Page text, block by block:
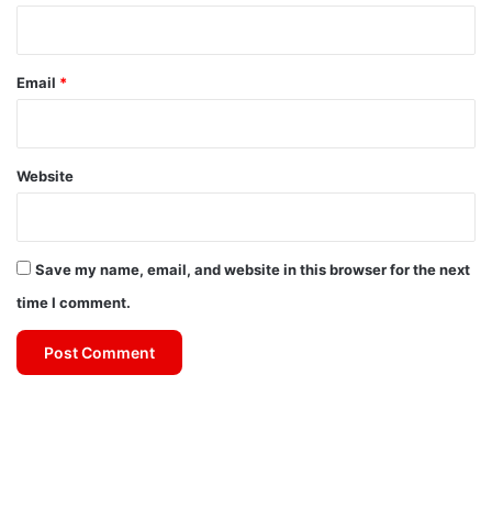
Email *
Website
Save my name, email, and website in this browser for the next
time I comment.